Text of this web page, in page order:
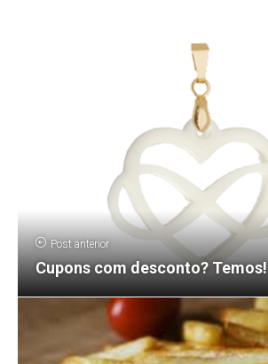
Post anterior
Cupons com desconto? Temos!